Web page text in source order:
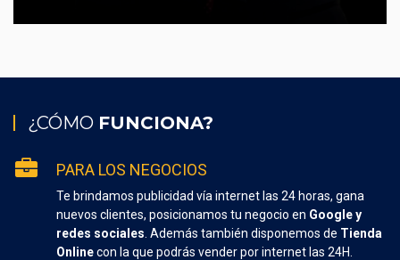
¿CÓMO FUNCIONA?
PARA LOS NEGOCIOS
Te brindamos publicidad vía internet las 24 horas, gana
nuevos clientes, posicionamos tu negocio en Google y
redes sociales . Además también disponemos de Tienda
Onlinecon la que podrás vender por internet las 24H.